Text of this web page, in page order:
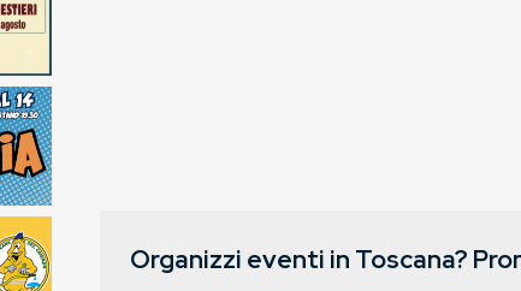
Organizzi eventi in Toscana?